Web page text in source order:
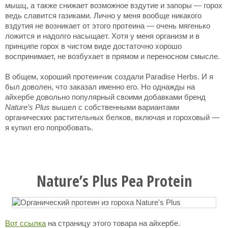
мышц, а также снижает возможное вздутие и запоры — горох
ведь славится газиками. Лично у меня вообще никакого
вздутия не возникает от этого протеина — очень мягенько
ложится и надолго насыщает. Хотя у меня организм и в
принципе горох в чистом виде достаточно хорошо
воспринимает, не возбухает в прямом и переносном смысле.
В общем, хороший протеинчик создали Paradise Herbs. И я
был доволен, что заказал именно его. Но однажды на
айхербе довольно популярный своими добавками бренд
Nature’s Plus вышел с собственными вариантами
органических растительных белков, включая и гороховый —
я купил его попробовать.
Nature’s Plus Pea Protein
Вот ссылка на страницу этого товара на айхербе.